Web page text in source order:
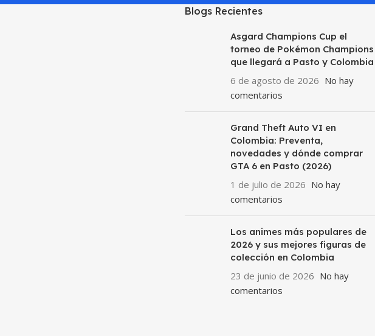
Blogs Recientes
Asgard Champions Cup el
torneo de Pokémon Champions
que llegará a Pasto y Colombia
6 de agosto de 2026 No hay
comentarios
Grand Theft Auto VI en
Colombia: Preventa,
novedades y dónde comprar
GTA 6 en Pasto (2026)
1 de julio de 2026 No hay
comentarios
Los animes más populares de
2026 y sus mejores figuras de
colección en Colombia
23 de junio de 2026 No hay
comentarios